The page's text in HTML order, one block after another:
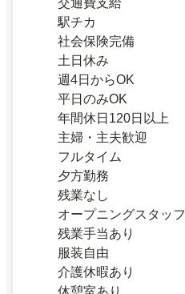
駅チカ
社会保険完備
土日休み
週4日からOK
平日のみOK
年間休日120日以上
主婦・主夫歓迎
フルタイム
夕方勤務
残業なし
オープニングスタッフ
残業手当あり
服装自由
介護休暇あり
休憩室あり